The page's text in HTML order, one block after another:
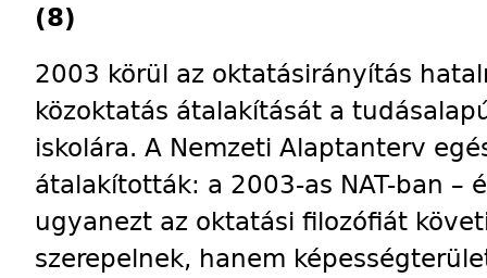
(8)
2003 körül az oktatásirányítás
közoktatás átalakítását a
iskolára. A Nemzeti Alaptanterv
átalakították: a 2003-as NAT-ban –
ugyanezt az oktatási filozófiát
szerepelnek, hanem